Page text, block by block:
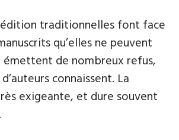
traditionnelles font face
qu’elles ne peuvent
de nombreux refus,
connaissent. La
exigeante, et dure souvent